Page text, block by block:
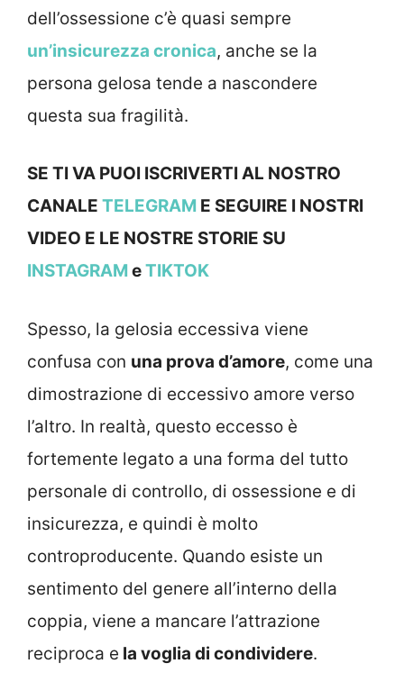
dell’ossessione c’è quasi sempre
un’insicurezza cronica, anche se la
persona gelosa tende a nascondere
questa sua fragilità.
SE TI VA PUOI ISCRIVERTI AL NOSTRO
CANALE TELEGRAM E SEGUIRE I NOSTRI
VIDEO E LE NOSTRE STORIE SU
INSTAGRAMeTIKTOK
Spesso, la gelosia eccessiva viene
confusa con una prova d’amore, come una
dimostrazione di eccessivo amore verso
l’altro. In realtà, questo eccesso è
fortemente legato a una forma del tutto
personale di controllo, di ossessione e di
insicurezza, e quindi è molto
controproducente. Quando esiste un
sentimento del genere all’interno della
coppia, viene a mancare l’attrazione
reciproca e la voglia di condividere.